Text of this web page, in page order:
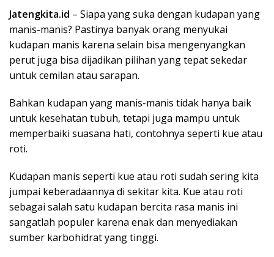
Jatengkita.id – Siapa yang suka dengan kudapan yang
manis-manis? Pastinya banyak orang menyukai
kudapan manis karena selain bisa mengenyangkan
perut juga bisa dijadikan pilihan yang tepat sekedar
untuk cemilan atau sarapan.
Bahkan kudapan yang manis-manis tidak hanya baik
untuk kesehatan tubuh, tetapi juga mampu untuk
memperbaiki suasana hati, contohnya seperti kue atau
roti.
Kudapan manis seperti kue atau roti sudah sering kita
jumpai keberadaannya di sekitar kita. Kue atau roti
sebagai salah satu kudapan bercita rasa manis ini
sangatlah populer karena enak dan menyediakan
sumber karbohidrat yang tinggi.